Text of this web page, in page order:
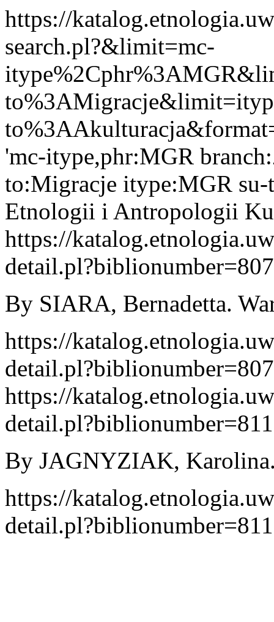
https://
search.pl?&limit=mc-
'mc-itype,phr:MGR
to:Migracje itype:MGR
Etnologii i Antropologii
https://
By SIARA, Bernadetta.
https://
https://
By JAGNYZIAK, Karolina.
https://